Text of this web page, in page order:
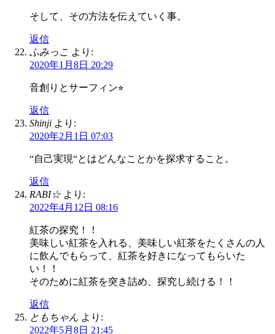
そして、その方法を伝えていく事。
返信
ふみっこ より:
2020年1月8日 20:29
音創りとサーフィン⭐︎
返信
Shinji より:
2020年2月1日 07:03
“自己実現“とはどんなことかを探求すること。
返信
RABI☆ より:
2022年4月12日 08:16
紅茶の探究！！
美味しい紅茶を入れる、美味しい紅茶をたくさんの人
に飲んでもらって、紅茶を好きになってもらいた
い！！
そのために紅茶を突き詰め、探究し続ける！！
返信
ともちゃん より:
2022年5月8日 21:45